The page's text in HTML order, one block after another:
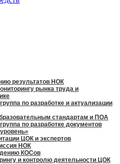
результатов НОК
рынка труда и
по разработке и актуализации
стандартам и ПОА
по разработке документов
ЦОК и экспертов
НОК
КОСов
и контролю деятельности ЦОК